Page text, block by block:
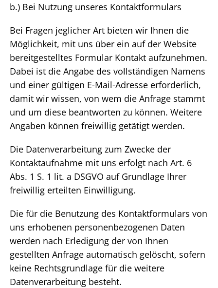
b.) Bei Nutzung unseres Kontaktformulars
Bei Fragen jeglicher Art bieten wir Ihnen die
Möglichkeit, mit uns über ein auf der Website
bereitgestelltes Formular Kontakt aufzunehmen.
Dabei ist die Angabe des vollständigen Namens
und einer gültigen E-Mail-Adresse erforderlich,
damit wir wissen, von wem die Anfrage stammt
und um diese beantworten zu können. Weitere
Angaben können freiwillig getätigt werden.
Die Datenverarbeitung zum Zwecke der
Kontaktaufnahme mit uns erfolgt nach Art. 6
Abs. 1 S. 1 lit. a DSGVO auf Grundlage Ihrer
freiwillig erteilten Einwilligung.
Die für die Benutzung des Kontaktformulars von
uns erhobenen personenbezogenen Daten
werden nach Erledigung der von Ihnen
gestellten Anfrage automatisch gelöscht, sofern
keine Rechtsgrundlage für die weitere
Datenverarbeitung besteht.